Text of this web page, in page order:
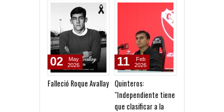
Falleció Roque Avallay
02
May
2026
Quinteros:
"Independiente tiene
que clasificar a la
11
Feb
2026